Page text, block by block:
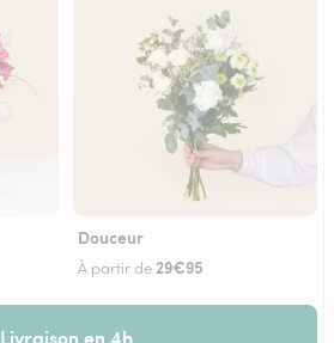
Douceur
À partir de29€95